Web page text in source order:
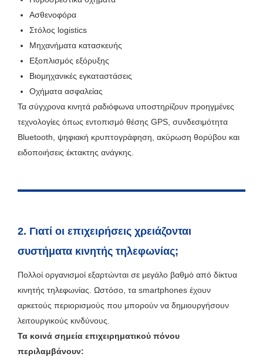
Ασθενοφόρα
Στόλος logistics
Μηχανήματα κατασκευής
Εξοπλισμός εξόρυξης
Βιομηχανικές εγκαταστάσεις
Οχήματα ασφαλείας
Τα σύγχρονα κινητά ραδιόφωνα υποστηρίζουν προηγμένες
τεχνολογίες όπως εντοπισμό θέσης GPS, συνδεσιμότητα
Bluetooth, ψηφιακή κρυπτογράφηση, ακύρωση θορύβου και
ειδοποιήσεις έκτακτης ανάγκης.
2. Γιατί οι επιχειρήσεις χρειάζονται
συστήματα κινητής τηλεφωνίας;
Πολλοί οργανισμοί εξαρτώνται σε μεγάλο βαθμό από δίκτυα
κινητής τηλεφωνίας. Ωστόσο, τα smartphones έχουν
αρκετούς περιορισμούς που μπορούν να δημιουργήσουν
λειτουργικούς κινδύνους.
Τα κοινά σημεία επιχειρηματικού πόνου
περιλαμβάνουν: